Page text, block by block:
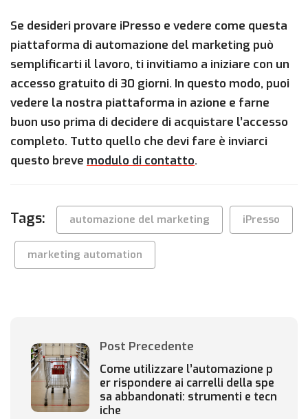
Se desideri provare iPresso e vedere come questa
piattaforma di automazione del marketing può
semplificarti il lavoro, ti invitiamo a iniziare con un
accesso gratuito di 30 giorni. In questo modo, puoi
vedere la nostra piattaforma in azione e farne
buon uso prima di decidere di acquistare l’accesso
completo. Tutto quello che devi fare è inviarci
questo breve modulo di contatto.
Tags: automazione del marketing iPresso
marketing automation
Post Precedente
Come utilizzare l’automazione p
er rispondere ai carrelli della spe
sa abbandonati: strumenti e tecn
iche